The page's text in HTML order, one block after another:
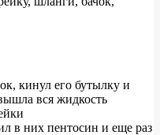
кинул его бутылку и
вся жидкость
в них пентосин и еще раз